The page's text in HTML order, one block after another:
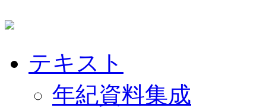
テキスト
年紀資料集成